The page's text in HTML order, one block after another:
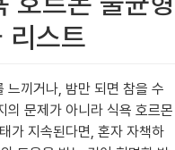
리스트
느끼거나, 밤만 되면 참을 수
의 문제가 아니라 식욕 호르몬
가 지속된다면, 혼자 자책하